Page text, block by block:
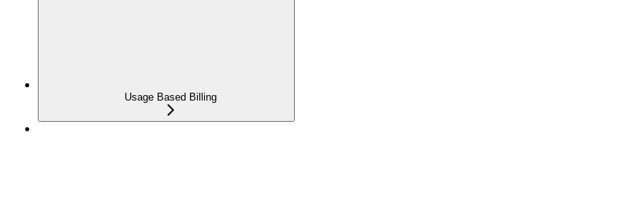
Usage Based Billing